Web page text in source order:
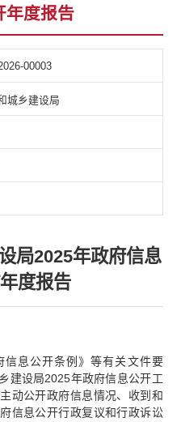
年度报告
00003
城乡建设局
局2025年政府信息
度报告
息公开条例》等有关文件要
建设局2025年政府信息公开工
动公开政府信息情况、收到和
信息公开行政复议和行政诉讼